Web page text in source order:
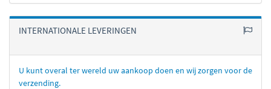
INTERNATIONALE LEVERINGEN
U kunt overal ter wereld uw aankoop doen en wij zorgen voor de
verzending.